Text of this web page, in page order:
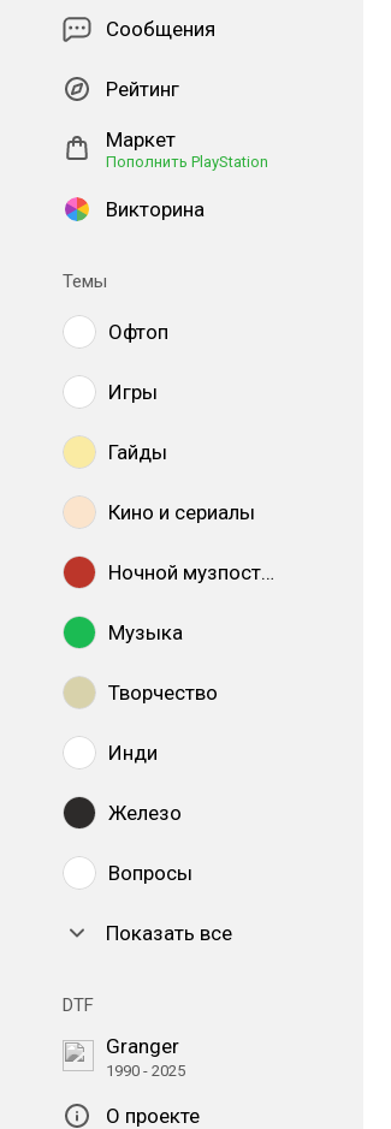
Сообщения
Рейтинг
Маркет
Пополнить PlayStation
Викторина
Темы
Офтоп
Игры
Гайды
Кино и сериалы
Ночной музпостинг
Музыка
Творчество
Инди
Железо
Вопросы
Показать все
DTF
Granger
1990 - 2025
О проекте